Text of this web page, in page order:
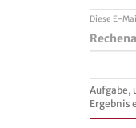
Diese E-
Aufgabe,
Ergebnis